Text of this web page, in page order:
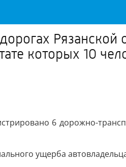
Рязанской
которых 10
6 дорожно-
ущерба